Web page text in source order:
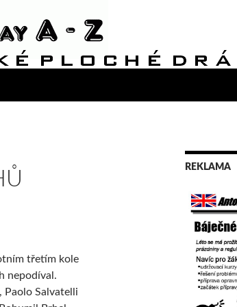
třetím kole
nepodíval.
Paolo Salvatelli
REKLAMA